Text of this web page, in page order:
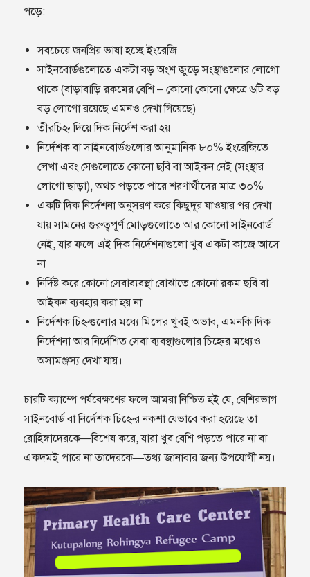
পড়ে:
সবচেয়ে জনপ্রিয় ভাষা হচ্ছে ইংরেজি
সাইনবোর্ডগুলোতে একটা বড় অংশ জুড়ে সংস্থাগুলোর লোগো
থাকে (বাড়াবাড়ি রকমের বেশি – কোনো কোনো ক্ষেত্রে ৬টি বড়
বড় লোগো রয়েছে এমনও দেখা গিয়েছে)
তীরচিহ্ন দিয়ে দিক নির্দেশ করা হয়
নির্দেশক বা সাইনবোর্ডগুলোর আনুমানিক ৮০% ইংরেজিতে
লেখা এবং সেগুলোতে কোনো ছবি বা আইকন নেই (সংস্থার
লোগো ছাড়া), অথচ পড়তে পারে শরণার্থীদের মাত্র ৩০%
একটি দিক নির্দেশনা অনুসরণ করে কিছুদূর যাওয়ার পর দেখা
যায় সামনের গুরুত্বপূর্ণ মোড়গুলোতে আর কোনো সাইনবোর্ড
নেই, যার ফলে এই দিক নির্দেশনাগুলো খুব একটা কাজে আসে
না
নির্দিষ্ট করে কোনো সেবাব্যবস্থা বোঝাতে কোনো রকম ছবি বা
আইকন ব্যবহার করা হয় না
নির্দেশক চিহ্নগুলোর মধ্যে মিলের খুবই অভাব, এমনকি দিক
নির্দেশনা আর নির্দেশিত সেবা ব্যবস্থাগুলোর চিহ্নের মধ্যেও
অসামঞ্জস্য দেখা যায়।
চারটি ক্যাম্পে পর্যবেক্ষণের ফলে আমরা নিশ্চিত হই যে, বেশিরভাগ
সাইনবোর্ড বা নির্দেশক চিহ্নের নকশা যেভাবে করা হয়েছে তা
রোহিঙ্গাদেরকে—বিশেষ করে, যারা খুব বেশি পড়তে পারে না বা
একদমই পারে না তাদেরকে—তথ্য জানাবার জন্য উপযোগী নয়।